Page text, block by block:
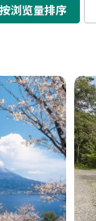
按浏览量排序